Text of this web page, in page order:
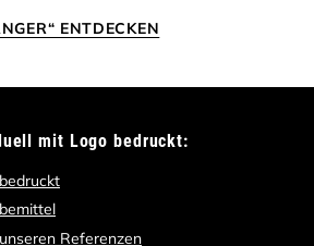
ENTDECKEN
mit Logo bedruckt:
Referenzen